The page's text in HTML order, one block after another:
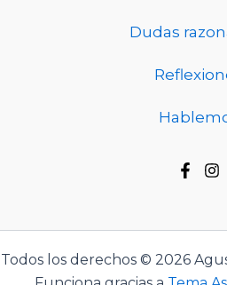
Dudas
Todos los derechos © 2026